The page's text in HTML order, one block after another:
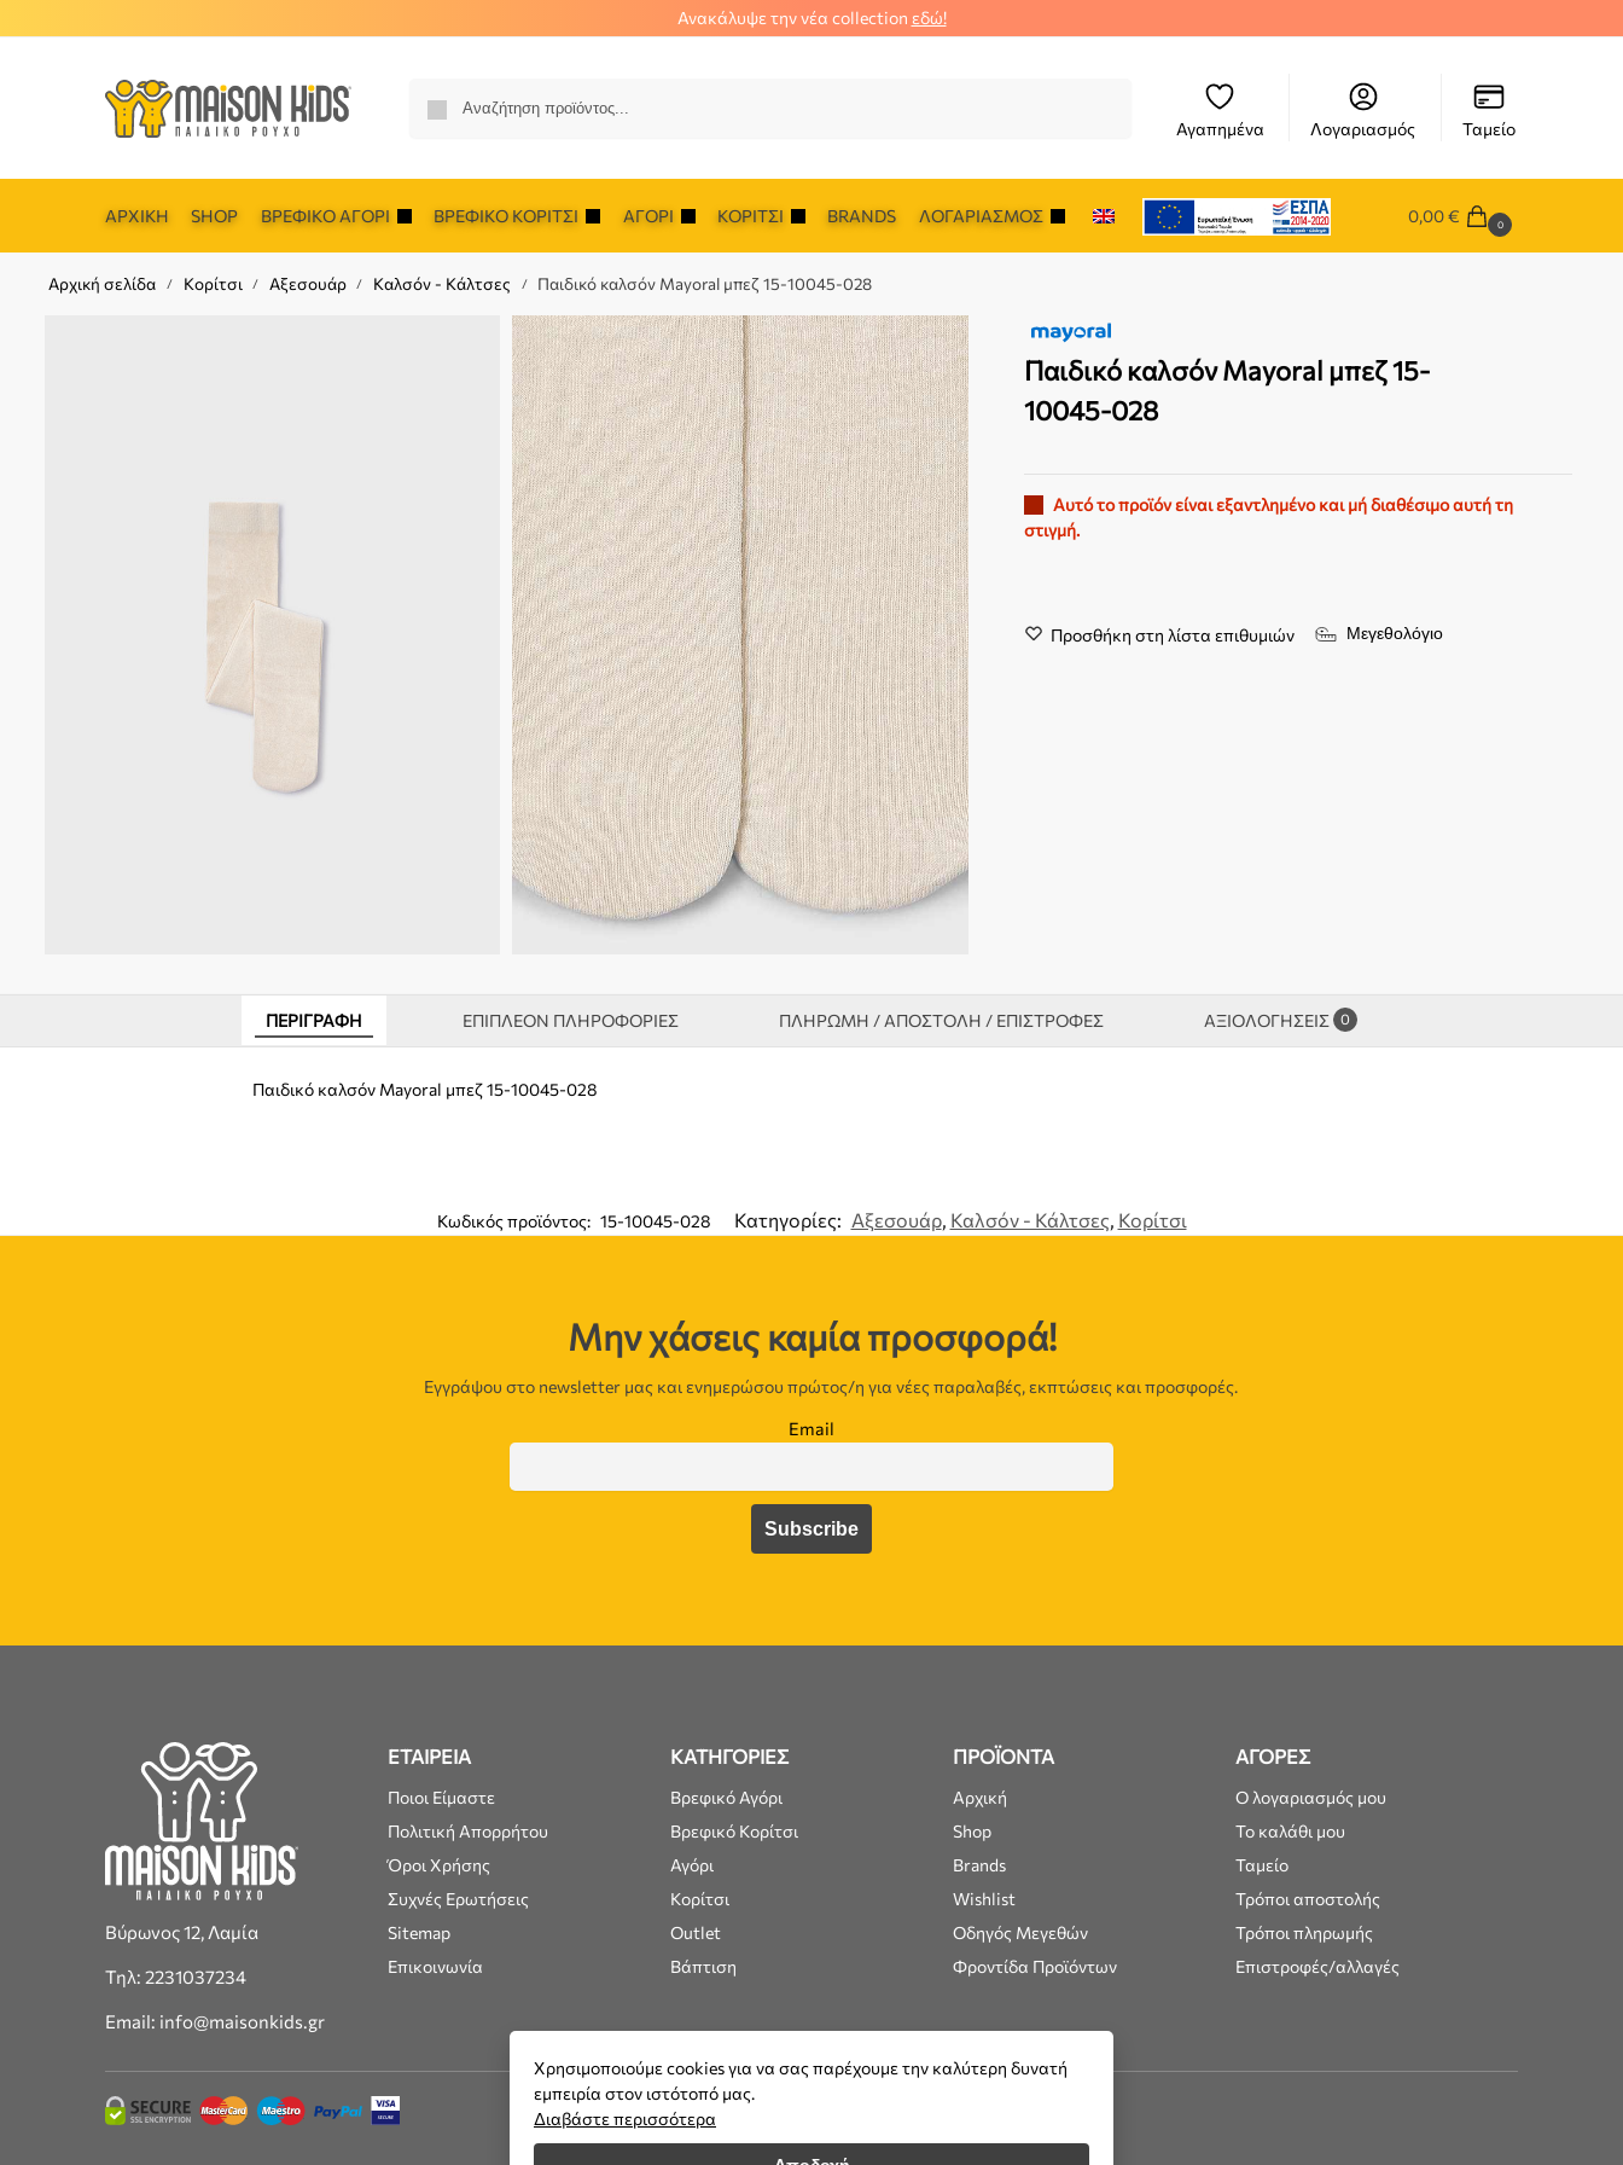
Ανακάλυψε την νέα collection εδώ!
Αγαπημένα Λογαριασμός Ταμείο
ΑΡΧΙΚΉ SHOP ΒΡΕΦΙΚΌ ΑΓΌΡΙ ΒΡΕΦΙΚΌ ΚΟΡΊΤΣΙ ΑΓΌΡΙ ΚΟΡΊΤΣΙ BRANDS ΛΟΓΑΡΙΑΣΜΌΣ 0,00€ 0
Αρχική σελίδα / Κορίτσι / Αξεσουάρ / Καλσόν - Κάλτσες / Παιδικό καλσόν Mayoral μπεζ 15-10045-028
Παιδικό καλσόν Mayoral μπεζ 15-
10045-028
Αυτό το προϊόν είναι εξαντλημένο και μή διαθέσιμο αυτή τη
στιγμή.
Προσθήκη στη λίστα επιθυμιών Μεγεθολόγιο
ΠΕΡΙΓΡΑΦΉ ΕΠΙΠΛΈΟΝ ΠΛΗΡΟΦΟΡΊΕΣ ΠΛΗΡΩΜΗ / ΑΠΟΣΤΟΛΗ / ΕΠΙΣΤΡΟΦΕΣ ΑΞΙΟΛΟΓΉΣΕΙΣ 0
Παιδικό καλσόν Mayoral μπεζ 15-10045-028
Κωδικός προϊόντος: 15-10045-028 Κατηγορίες: Αξεσουάρ, Καλσόν - Κάλτσες Κορίτσι
Μην χάσεις καμία προσφορά!
Εγγράψου στο newsletter μας και ενημερώσου πρώτος/η για νέες παραλαβές, εκπτώσεις και προσφορές.
Email
Βύρωνος 12, Λαμία
Τηλ: 2231037234
Email: info@maisonkids.gr
ΕΤΑΙΡΕΙΑ
Ποιοι Είμαστε
Πολιτική Απορρήτου
Όροι Χρήσης
Συχνές Ερωτήσεις
Sitemap
Επικοινωνία
ΚΑΤΗΓΟΡΙΕΣ
Βρεφικό Αγόρι
Βρεφικό Κορίτσι
Αγόρι
Κορίτσι
Outlet
Βάπτιση
ΠΡΟΪΟΝΤΑ
Αρχική
Shop
Brands
Wishlist
Οδηγός Μεγεθών
Φροντίδα Προϊόντων
ΑΓΟΡΕΣ
Ο λογαριασμός μου
Το καλάθι μου
Ταμείο
Τρόποι αποστολής
Τρόποι πληρωμής
Επιστροφές/αλλαγές
Χρησιμοποιούμε cookies για να σας παρέχουμε την καλύτερη δυνατή
εμπειρία στον ιστότοπό μας.
Διαβάστε περισσότερα